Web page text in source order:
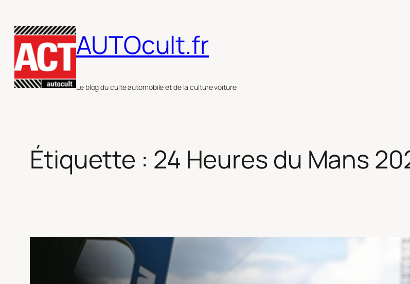
au
contenu
AUTOcult.fr
Le blog du culte automobile et de la culture voiture
Étiquette : 24 Heures du Mans